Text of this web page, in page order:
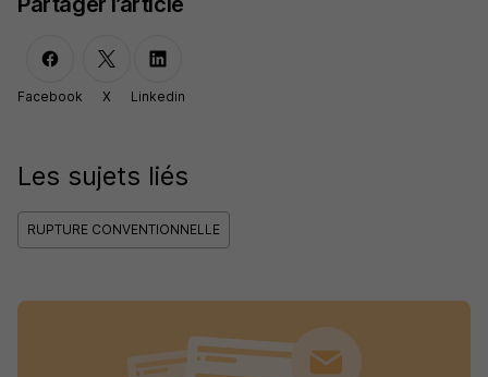
Facebook X Linkedin
Les sujets liés
RUPTURE CONVENTIONNELLE